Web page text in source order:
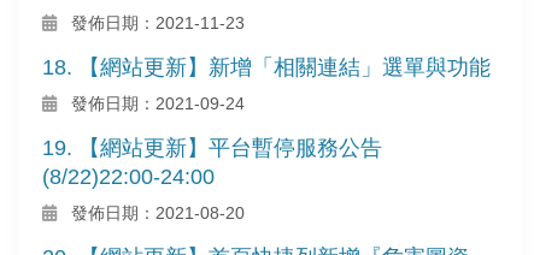
發佈日期：2021-11-23
18. 【網站更新】新增「相關連結」選單與功能
發佈日期：2021-09-24
19. 【網站更新】平台暫停服務公告
(8/22)22:00-24:00
發佈日期：2021-08-20